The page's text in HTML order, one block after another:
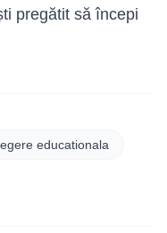
pregătit să începi
educationala